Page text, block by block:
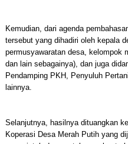
Kemudian, dari agenda
tersebut yang dihadiri oleh kepala
permusyawaratan desa, kelompok
dan lain sebagainya), dan juga
Pendamping PKH, Penyuluh
lainnya.
Selanjutnya, hasilnya dituangkan
Koperasi Desa Merah Putih yang